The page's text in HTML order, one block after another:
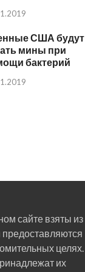
США будут
мины при
бактерий
сайте взяты из
предоставляются
целях.
их